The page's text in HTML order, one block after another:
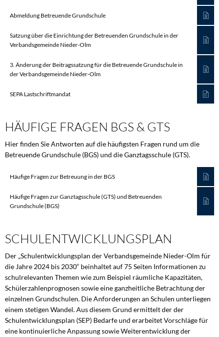
Abmeldung Betreuende Grundschule
Satzung über die Einrichtung der Betreuenden Grundschule in der
Verbandsgemeinde Nieder-Olm
3. Änderung der Beitragssatzung für die Betreuende Grundschule in
der Verbandsgemeinde Nieder-Olm
SEPA Lastschriftmandat
HÄUFIGE FRAGEN BGS & GTS
Hier finden Sie Antworten auf die häufigsten Fragen rund um die
Betreuende Grundschule (BGS) und die Ganztagsschule (GTS).
Häufige Fragen zur Betreuung in der BGS
Häufige Fragen zur Ganztagsschule (GTS) und Betreuenden
Grundschule (BGS)
SCHULENTWICKLUNGSPLAN
Der „Schulentwicklungsplan der Verbandsgemeinde Nieder-Olm für
die Jahre 2024 bis 2030“ beinhaltet auf 75 Seiten Informationen zu
schulrelevanten Themen wie zum Beispiel räumliche Kapazitäten,
Schülerzahlenprognosen sowie eine ganzheitliche Betrachtung der
einzelnen Grundschulen. Die Anforderungen an Schulen unterliegen
einem stetigen Wandel. Aus diesem Grund ermittelt der der
Schulentwicklungsplan (SEP) Bedarfe und erarbeitet Vorschläge für
eine kontinuierliche Anpassung sowie Weiterentwicklung der